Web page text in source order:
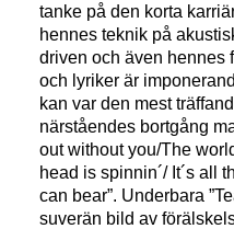
tanke på den korta
hennes teknik på
driven och även hennes
och lyriker är
kan var den mest
närståendes bortgång
out without you/The
head is spinnin´/ It´s all
can bear”. Underbara
suverän bild av